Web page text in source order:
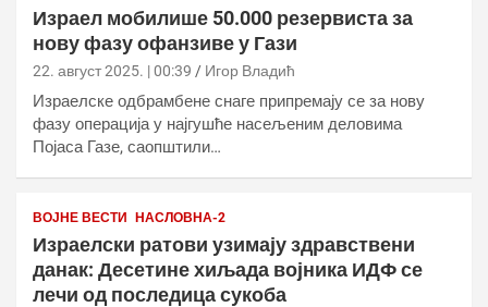
Израел мобилише 50.000 резервиста за
нову фазу офанзиве у Гази
22. август 2025. | 00:39 Игор Владић
Израелске одбрамбене снаге припремају се за нову
фазу операција у најгушће насељеним деловима
Појаса Газе, саопштили…
ВОЈНЕ ВЕСТИ НАСЛОВНА-2
Израелски ратови узимају здравствени
данак: Десетине хиљада војника ИДФ се
лечи од последица сукоба